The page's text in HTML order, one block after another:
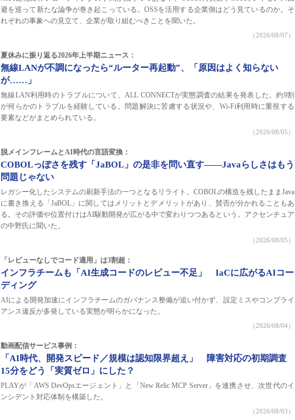
避を巡って新たな論争が巻き起こっている。OSSを活用する企業側はどう見ているのか。そ
れぞれの事象への見立て、企業が取り組むべきことを聞いた。
（2026/08/07）
夏休みに振り返る2026年上半期ニュース：
無線LANが不調になったら“ルーター再起動”、「原因はよく知らない
が……」
無線LAN利用時のトラブルについて、ALL CONNECTが実態調査の結果を発表した。約9割
が何らかのトラブルを経験している。問題解決に苦慮する状況や、Wi-Fi利用時に重視する
要素などがまとめられている。
（2026/08/05）
脱メインフレームとAI時代の言語変換：
COBOLっぽさを残す「JaBOL」の是非を問い直す――Javaらしさはもう
問題じゃない
レガシー化したシステムの刷新手法の一つとなるリライト。COBOLの構造を残したままJava
に書き換える「JaBOL」に関してはメリットとデメリットがあり、賛否が分かれることもあ
る。その評価や位置付けはAI駆動開発が広がる中で変わりつつあるという。アクセンチュア
の中野氏に聞いた。
（2026/08/05）
「レビューなしでコード適用」は3割超：
インフラチームも「AI生成コードのレビュー不足」 IaCに広がるAIコー
ディング
AIによる開発加速にインフラチームのガバナンス整備が追い付かず、設定ミスやコンプライ
アンス違反が多発している実態が明らかになった。
（2026/08/04）
動画配信サービス事例：
「AI時代、開発スピード／規模は認知限界超え」 障害対応の初期調査
15分をどう「実質ゼロ」にした？
PLAYが「AWS DevOpsエージェント」と「New Relic MCP Server」を連携させ、次世代のイ
ンシデント対応体制を構築した。
（2026/08/03）